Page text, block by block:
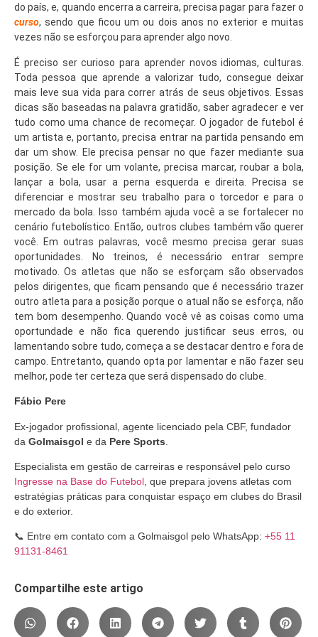
do país, e, quando encerra a carreira, precisa pagar para fazer o
curso, sendo que ficou um ou dois anos no exterior e muitas
vezes não se esforçou para aprender algo novo.
É preciso ser curioso para aprender novos idiomas, culturas.
Toda pessoa que aprende a valorizar tudo, consegue deixar
mais leve sua vida para correr atrás de seus objetivos. Essas
dicas são baseadas na palavra gratidão, saber agradecer e ver
tudo como uma chance de recomeçar. O jogador de futebol é
um artista e, portanto, precisa entrar na partida pensando em
dar um show. Ele precisa pensar no que fazer mediante sua
posição. Se ele for um volante, precisa marcar, roubar a bola,
lançar a bola, usar a perna esquerda e direita. Precisa se
diferenciar e mostrar seu trabalho para o torcedor e para o
mercado da bola. Isso também ajuda você a se fortalecer no
cenário futebolístico. Então, outros clubes também vão querer
você. Em outras palavras, você mesmo precisa gerar suas
oportunidades. No treinos, é necessário entrar sempre
motivado. Os atletas que não se esforçam são observados
pelos dirigentes, que ficam pensando que é necessário trazer
outro atleta para a posição porque o atual não se esforça, não
tem bom desempenho. Quando você vê as coisas como uma
oportundade e não fica querendo justificar seus erros, ou
lamentando sobre tudo, começa a se destacar dentro e fora de
campo. Entretanto, quando opta por lamentar e não fazer seu
melhor, pode ter certeza que será dispensado do clube.
Fábio Pere
Ex-jogador profissional, agente licenciado pela CBF, fundador
da Golmaisgol e da Pere Sports
Especialista em gestão de carreiras e responsável pelo curso
Ingresse na Base do Futebol , que prepara jovens atletas com
estratégias práticas para conquistar espaço em clubes do Brasil
e do exterior.
📞 Entre em contato com a Golmaisgol pelo WhatsApp: +55 11
91131-8461
Compartilhe este artigo